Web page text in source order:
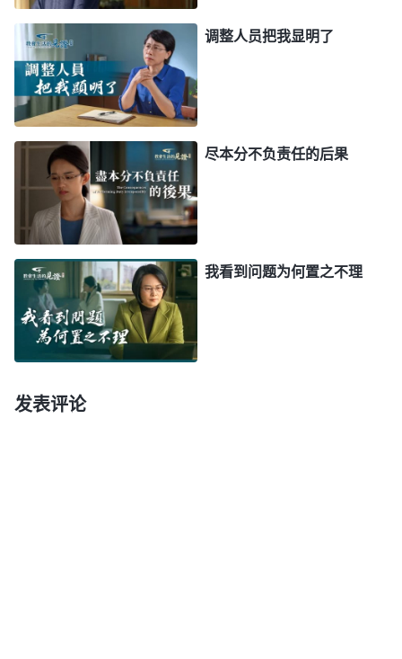
谁都得按原则办事，这是神家的规矩。敌基督不按神
家原则办事，总为自己的地位、利益图谋算计，想利
用素质好的弟兄姊妹为他效力，来稳固他的权力地
位，这是不是自私卑鄙？从外表来看，把有素质的人
留在身边不许神家调动，这是为教会工作着想，其实
他完全是为了个人的权力地位着想，根本不是为教会
工作着想，他是担心教会工作搞不好就会被撤职，就
会失去地位。敌基督根本不考虑神家的整体工作，只
考虑个人的地位，为了保住自己的地位不惜损害神家
利益，以教会工作受损失为代价来维护自己的地位、
自己的利益，这就是自私卑鄙了。遇到这种情况起码
得凭良心想一想，‘这些人都是神家的人，不是我个
神家调人呢？我应该考虑神家的整体利益，不应该只
调整人员把我显明了
尽本分不负责任的后果
我看到问题为何置之不理
发表评论